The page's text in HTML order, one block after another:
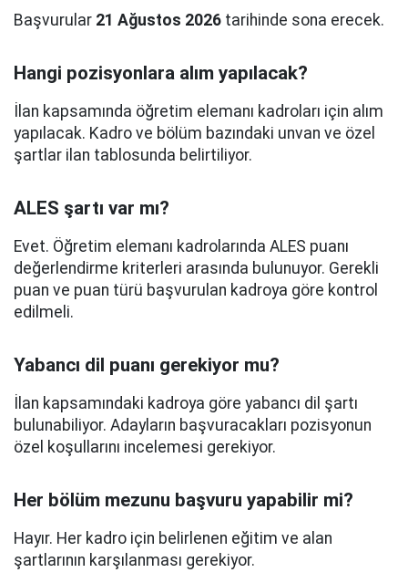
Başvurular 21 Ağustos 2026 tarihinde sona erecek.
Hangi pozisyonlara alım yapılacak?
İlan kapsamında öğretim elemanı kadroları için alım
yapılacak. Kadro ve bölüm bazındaki unvan ve özel
şartlar ilan tablosunda belirtiliyor.
ALES şartı var mı?
Evet. Öğretim elemanı kadrolarında ALES puanı
değerlendirme kriterleri arasında bulunuyor. Gerekli
puan ve puan türü başvurulan kadroya göre kontrol
edilmeli.
Yabancı dil puanı gerekiyor mu?
İlan kapsamındaki kadroya göre yabancı dil şartı
bulunabiliyor. Adayların başvuracakları pozisyonun
özel koşullarını incelemesi gerekiyor.
Her bölüm mezunu başvuru yapabilir mi?
Hayır. Her kadro için belirlenen eğitim ve alan
şartlarının karşılanması gerekiyor.